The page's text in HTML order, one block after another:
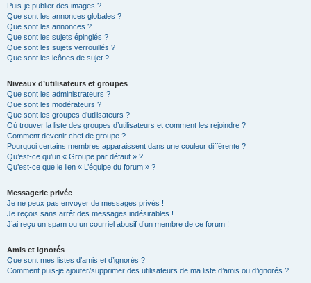
Puis-je publier des images ?
Que sont les annonces globales ?
Que sont les annonces ?
Que sont les sujets épinglés ?
Que sont les sujets verrouillés ?
Que sont les icônes de sujet ?
Niveaux d’utilisateurs et groupes
Que sont les administrateurs ?
Que sont les modérateurs ?
Que sont les groupes d’utilisateurs ?
Où trouver la liste des groupes d’utilisateurs et comment les rejoindre ?
Comment devenir chef de groupe ?
Pourquoi certains membres apparaissent dans une couleur différente ?
Qu’est-ce qu’un « Groupe par défaut » ?
Qu’est-ce que le lien « L’équipe du forum » ?
Messagerie privée
Je ne peux pas envoyer de messages privés !
Je reçois sans arrêt des messages indésirables !
J’ai reçu un spam ou un courriel abusif d’un membre de ce forum !
Amis et ignorés
Que sont mes listes d’amis et d’ignorés ?
Comment puis-je ajouter/supprimer des utilisateurs de ma liste d’amis ou d’ignorés ?